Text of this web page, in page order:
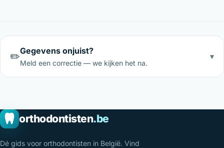
✏️Gegevens onjuist?
Meld een correctie — we kijken het na.
▾
orthodontisten.be
Dé gids voor orthodontisten in België. Vind